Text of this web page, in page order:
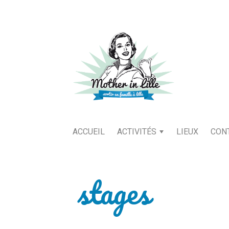
ACCUEIL ACTIVITÉS LIEUX
stages